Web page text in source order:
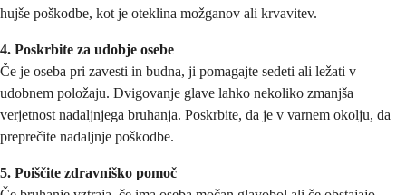
hujše poškodbe, kot je oteklina možganov ali krvavitev.
4. Poskrbite za udobje osebe
Če je oseba pri zavesti in budna, ji pomagajte sedeti ali ležati v
udobnem položaju. Dvigovanje glave lahko nekoliko zmanjša
verjetnost nadaljnjega bruhanja. Poskrbite, da je v varnem okolju, da
preprečite nadaljnje poškodbe.
5. Poiščite zdravniško pomoč